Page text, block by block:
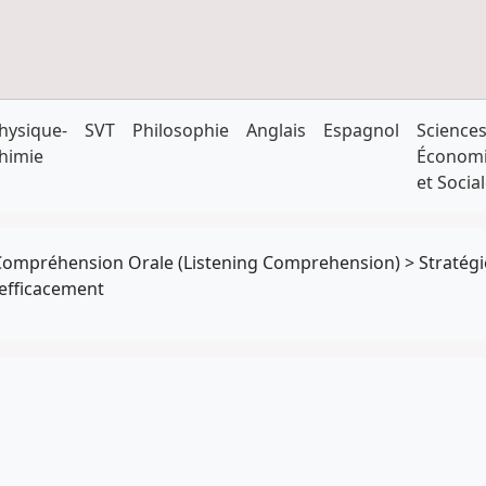
SVT Philosophie Anglais Espagnol
Sciences
et
Orale (Listening Comprehension)>